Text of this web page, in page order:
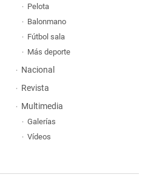
Pelota
Balonmano
Fútbol sala
Más deporte
Nacional
Revista
Multimedia
Galerías
Vídeos